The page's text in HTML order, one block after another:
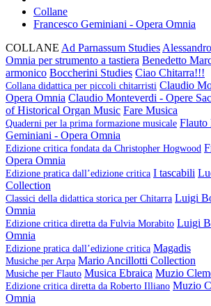
Collane
Francesco Geminiani - Opera Omnia
COLLANE Ad Parnassum Studies
Omnia per strumento a tastiera Benedetto
armonico Boccherini Studies Ciao Chitarra!!!
Collana didattica per piccoli chitarristi Claudio
Opera Omnia Claudio Monteverdi - Opere
of Historical Organ Music Fare Musica
Quaderni per la prima formazione musicale Flauto
Geminiani - Opera Omnia
Edizione critica fondata da Christopher Hogwood
Opera Omnia
Edizione pratica dall’edizione critica I tascabili
Collection
Classici della didattica storica per Chitarra Luigi
Omnia
Edizione critica diretta da Fulvia Morabito Luigi
Omnia
Edizione pratica dall’edizione critica Magadis
Musiche per Arpa Mario Ancillotti Collection
Musiche per Flauto Musica Ebraica Muzio
Edizione critica diretta da Roberto Illiano Muzio
Omnia